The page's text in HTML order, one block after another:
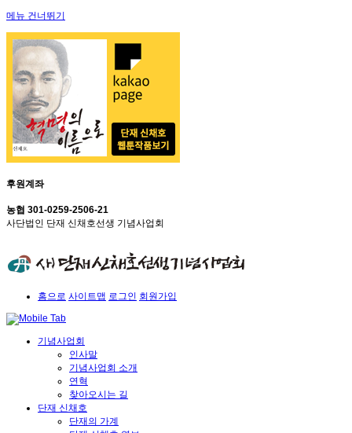
메뉴 건너뛰기
후원계좌
농협 301-0259-2506-21
사단법인 단재 신채호선생 기념사업회
홈으로 사이트맵 로그인 회원가입
기념사업회
인사말
기념사업회 소개
연혁
찾아오시는 길
단재 신채호
단재의 가계